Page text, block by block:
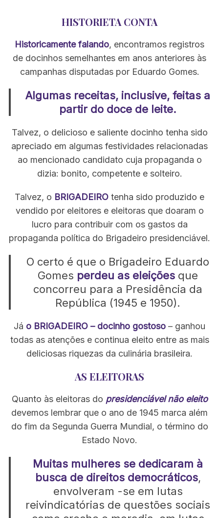
HISTORIETA CONTA
Historicamente falando, encontramos registros
de docinhos semelhantes em anos anteriores às
campanhas disputadas por Eduardo Gomes.
Algumas receitas, inclusive, feitas a
partir do doce de leite.
Talvez, o delicioso e saliente docinho tenha sido
apreciado em algumas festividades relacionadas
ao mencionado candidato cuja propaganda o
dizia: bonito, competente e solteiro.
Talvez, o BRIGADEIRO tenha sido produzido e
vendido por eleitores e eleitoras que doaram o
lucro para contribuir com os gastos da
propaganda política do Brigadeiro presidenciável.
O certo é que o Brigadeiro Eduardo
Gomes perdeu as eleições que
concorreu para a Presidência da
República (1945 e 1950).
Já o BRIGADEIRO – docinho gostoso – ganhou
todas as atenções e continua eleito entre as mais
deliciosas riquezas da culinária brasileira.
AS ELEITORAS
Quanto às eleitoras do presidenciável não eleito
devemos lembrar que o ano de 1945 marca além
do fim da Segunda Guerra Mundial, o término do
Estado Novo.
Muitas mulheres se dedicaram à
busca de direitos democráticos,
envolveram -se em lutas
reivindicatórias de questões sociais
S
a
r
: